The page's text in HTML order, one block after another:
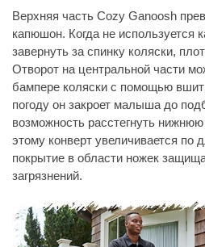
Верхняя часть Cozy Ganoosh
капюшон. Когда не используется
завернуть за спинку коляски,
Отворот на центральной части
бампере коляски с помощью
погоду он закроет малыша до
возможность расстегнуть
этому конверт увеличивается по
покрытие в области ножек
загрязнений.